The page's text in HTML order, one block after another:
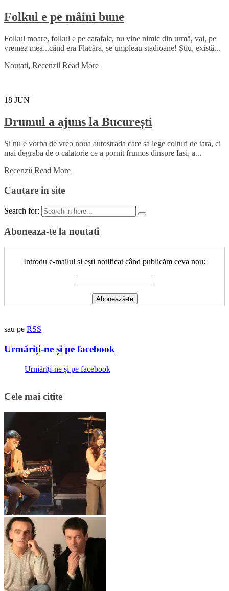
Folkul e pe mâini bune
Folkul moare, folkul e pe catafalc, nu vine nimic din urmă, vai, pe
vremea mea...când era Flacăra, se umpleau stadioane! Știu, există...
Noutati, Recenzii Read More
18 JUN
Drumul a ajuns la București
Si nu e vorba de vreo noua autostrada care sa lege colturi de tara, ci
mai degraba de o calatorie ce a pornit frumos dinspre Iasi, a...
Recenzii Read More
Cautare in site
Search for:
Aboneaza-te la noutati
Introdu e-mailul și ești notificat când publicăm ceva nou:
sau pe RSS
Urmăriți-ne și pe facebook
Urmăriți-ne și pe facebook
Cele mai citite